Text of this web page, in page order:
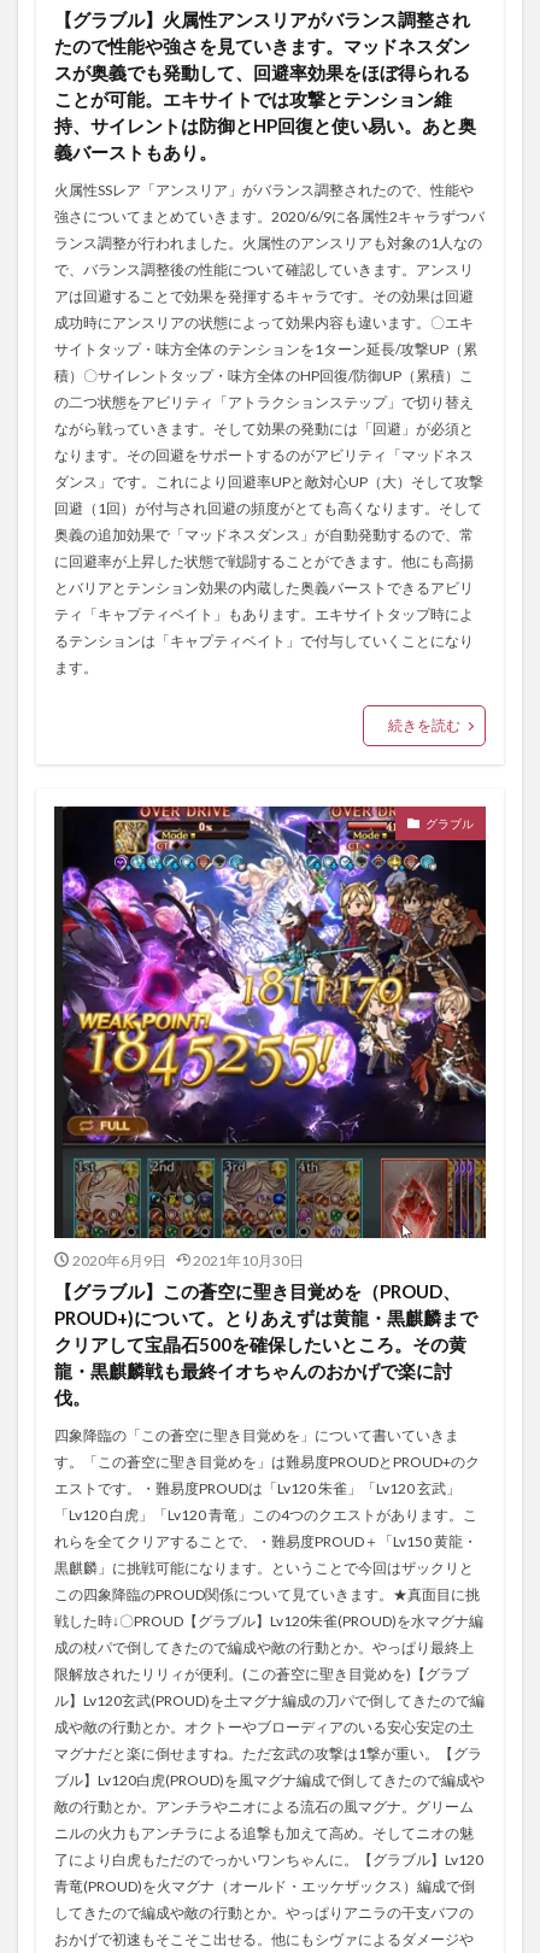
【グラブル】火属性アンスリアがバランス調整され
たので性能や強さを見ていきます。マッドネスダン
スが奥義でも発動して、回避率効果をほぼ得られる
ことが可能。エキサイトでは攻撃とテンション維
持、サイレントは防御とHP回復と使い易い。あと奥
義バーストもあり。
火属性SSレア「アンスリア」がバランス調整されたので、性能や
強さについてまとめていきます。2020/6/9に各属性2キャラずつバ
ランス調整が行われました。火属性のアンスリアも対象の1人なの
で、バランス調整後の性能について確認していきます。アンスリ
アは回避することで効果を発揮するキャラです。その効果は回避
成功時にアンスリアの状態によって効果内容も違います。〇エキ
サイトタップ・味方全体のテンションを1ターン延長/攻撃UP（累
積）〇サイレントタップ・味方全体のHP回復/防御UP（累積）こ
の二つ状態をアビリティ「アトラクションステップ」で切り替え
ながら戦っていきます。そして効果の発動には「回避」が必須と
なります。その回避をサポートするのがアビリティ「マッドネス
ダンス」です。これにより回避率UPと敵対心UP（大）そして攻撃
回避（1回）が付与され回避の頻度がとても高くなります。そして
奥義の追加効果で「マッドネスダンス」が自動発動するので、常
に回避率が上昇した状態で戦闘することができます。他にも高揚
とバリアとテンション効果の内蔵した奥義バーストできるアビリ
ティ「キャプティベイト」もあります。エキサイトタップ時によ
るテンションは「キャプティベイト」で付与していくことになり
ます。
続きを読む
グラブル
2020年6月9日 2021年10月30日
【グラブル】この蒼空に聖き目覚めを（PROUD、
PROUD+)について。とりあえずは黄龍・黒麒麟まで
クリアして宝晶石500を確保したいところ。その黄
龍・黒麒麟戦も最終イオちゃんのおかげで楽に討
伐。
四象降臨の「この蒼空に聖き目覚めを」について書いていきま
す。「この蒼空に聖き目覚めを」は難易度PROUDとPROUD+のク
エストです。・難易度PROUDは「Lv120 朱雀」「Lv120 玄武」
「Lv120 白虎」「Lv120 青竜」この4つのクエストがあります。こ
れらを全てクリアすることで、・難易度PROUD＋「Lv150 黄龍・
黒麒麟」に挑戦可能になります。ということで今回はザックリと
この四象降臨のPROUD関係について見ていきます。★真面目に挑
戦した時↓〇PROUD【グラブル】Lv120朱雀(PROUD)を水マグナ編
成の杖パで倒してきたので編成や敵の行動とか。やっぱり最終上
限解放されたリリィが便利。(この蒼空に聖き目覚めを)【グラブ
ル】Lv120玄武(PROUD)を土マグナ編成の刀パで倒してきたので編
成や敵の行動とか。オクトーやブローディアのいる安心安定の土
マグナだと楽に倒せますね。ただ玄武の攻撃は1撃が重い。【グラ
ブル】Lv120白虎(PROUD)を風マグナ編成で倒してきたので編成や
敵の行動とか。アンチラやニオによる流石の風マグナ。グリーム
ニルの火力もアンチラによる追撃も加えて高め。そしてニオの魅
了により白虎もただのでっかいワンちゃんに。【グラブル】Lv120
青竜(PROUD)を火マグナ（オールド・エッケザックス）編成で倒
してきたので編成や敵の行動とか。やっぱりアニラの干支バフの
おかげで初速もそこそこ出せる。他にもシヴァによるダメージや